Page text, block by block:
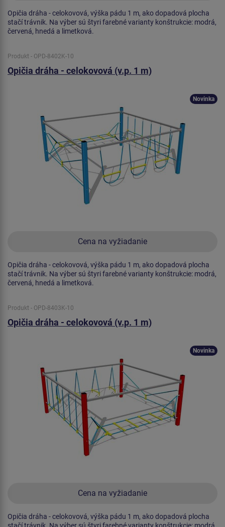
Opičia dráha - celokovová, výška pádu 1 m, ako dopadová plocha
stačí trávnik. Na výber sú štyri farebné varianty konštrukcie: modrá,
červená, hnedá a limetková.
Produkt - OPD-8402K-10
Opičia dráha - celokovová (v.p. 1 m)
Cena na vyžiadanie
Novinka
Opičia dráha - celokovová, výška pádu 1 m, ako dopadová plocha
stačí trávnik. Na výber sú štyri farebné varianty konštrukcie: modrá,
červená, hnedá a limetková.
Produkt - OPD-8403K-10
Opičia dráha - celokovová (v.p. 1 m)
Cena na vyžiadanie
Novinka
Opičia dráha - celokovová, výška pádu 1 m, ako dopadová plocha
stačí trávnik. Na výber sú štyri farebné varianty konštrukcie: modrá,